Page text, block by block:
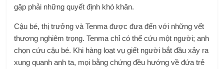
gặp phải những quyết định khó khăn.
Cậu bé, thị trưởng và Tenma được đưa đến với những vết
thương nghiêm trọng. Tenma chỉ có thể cứu một người; anh
chọn cứu cậu bé. Khi hàng loạt vụ giết người bắt đầu xảy ra
xung quanh anh ta, mọi bằng chứng đều hướng về đứa trẻ